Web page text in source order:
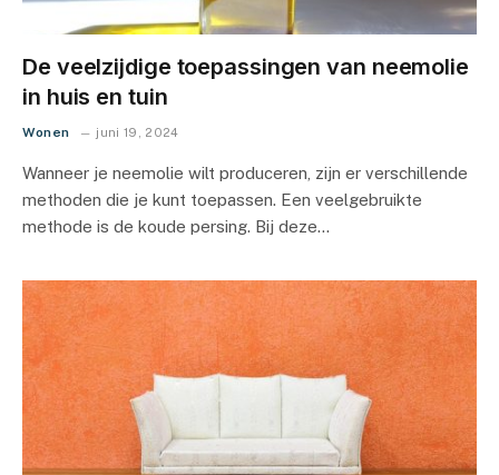
De veelzijdige toepassingen van neemolie
in huis en tuin
Wonen juni 19, 2024
Wanneer je neemolie wilt produceren, zijn er verschillende
methoden die je kunt toepassen. Een veelgebruikte
methode is de koude persing. Bij deze…